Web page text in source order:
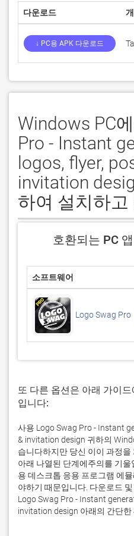
다운로드
↓ PC용 APK 다운로드
Windows PC
Pro - Instant
logos, flyer,
invitation
하여 설치하고
호환되는 PC
소프트웨어
Logo Swag Pro
또 다른 옵션은 아래 가이
입니다:
사용 Logo Swag Pro - Instant
& invitation design 귀하의
습니다하지만 당신 이이 과정
아래 나열된 단계에주의를 기
용 데스크톱 응용 프로그램 에
야하기 때문입니다. 다운로드
Logo Swag Pro - Instant
invitation design 아래의 간단한